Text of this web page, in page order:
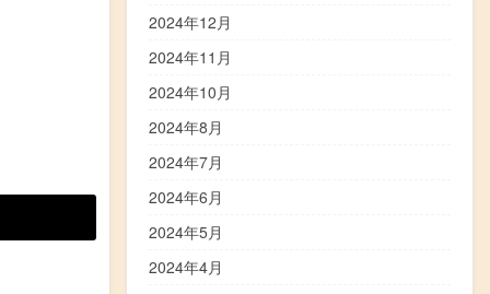
2024年12月
2024年11月
2024年10月
2024年8月
2024年7月
2024年6月
2024年5月
2024年4月